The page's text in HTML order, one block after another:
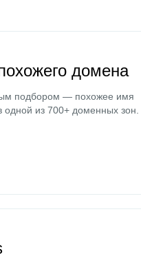
домена
подбором — похожее имя
одной из 700+ доменных зон.